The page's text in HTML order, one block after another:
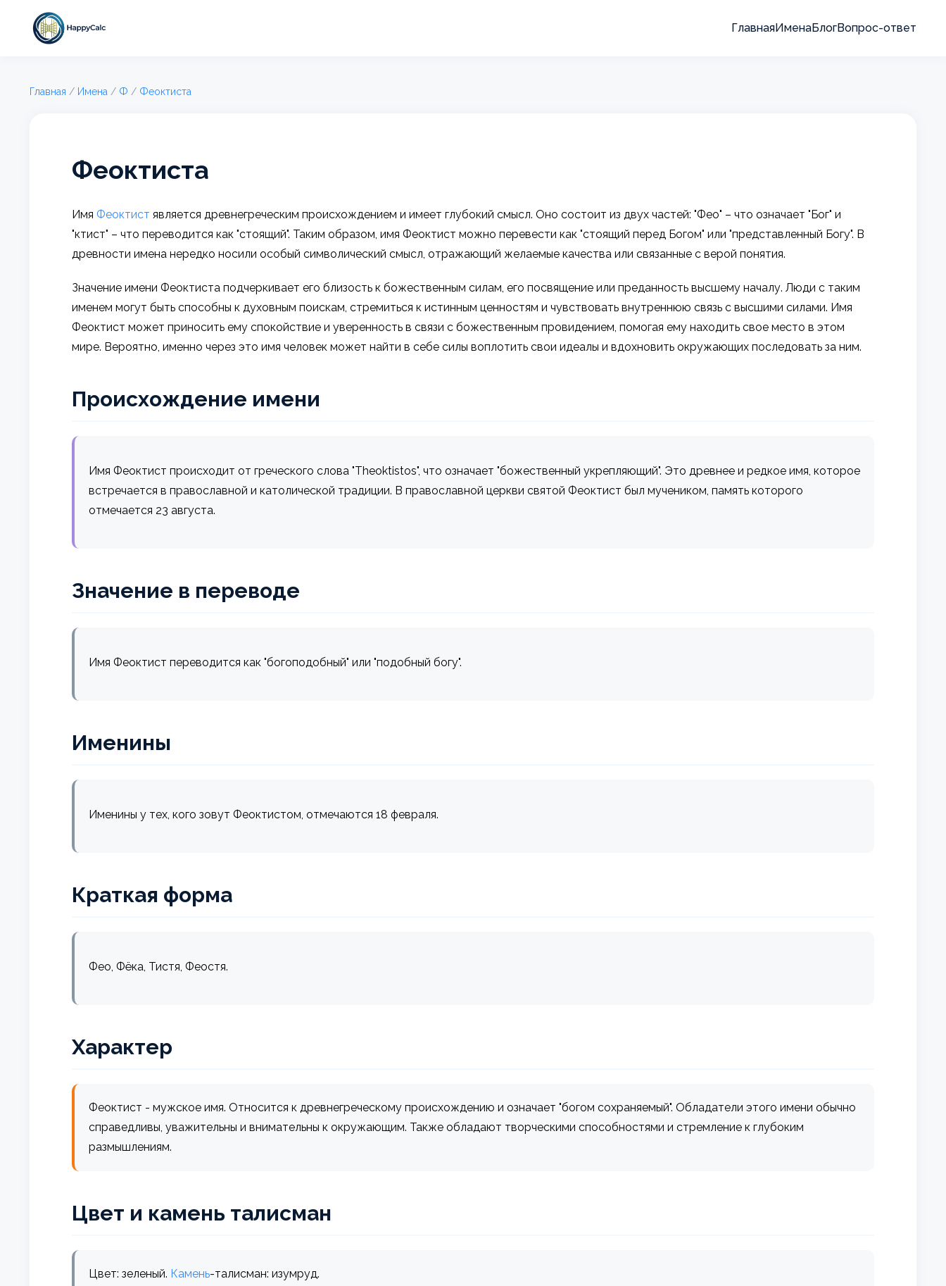
ГлавнаяИменаБлогВопрос-ответ
Главная / Имена / Ф / Феоктиста
Феоктиста
Имя Феоктист является древнегреческим происхождением и имеет глубокий смысл. Оно состоит из двух частей: "Фео" – что означает "Бог" и
"ктист" – что переводится как "стоящий". Таким образом, имя Феоктист можно перевести как "стоящий перед Богом" или "представленный Богу". В
древности имена нередко носили особый символический смысл, отражающий желаемые качества или связанные с верой понятия.
Значение имени Феоктиста подчеркивает его близость к божественным силам, его посвящение или преданность высшему началу. Люди с таким
именем могут быть способны к духовным поискам, стремиться к истинным ценностям и чувствовать внутреннюю связь с высшими силами. Имя
Феоктист может приносить ему спокойствие и уверенность в связи с божественным провидением, помогая ему находить свое место в этом
мире. Вероятно, именно через это имя человек может найти в себе силы воплотить свои идеалы и вдохновить окружающих последовать за ним.
Происхождение имени
Имя Феоктист происходит от греческого слова "Theoktistos", что означает "божественный укрепляющий". Это древнее и редкое имя, которое
встречается в православной и католической традиции. В православной церкви святой Феоктист был мучеником, память которого
отмечается 23 августа.
Значение в переводе
Имя Феоктист переводится как "богоподобный" или "подобный богу".
Именины
Именины у тех, кого зовут Феоктистом, отмечаются 18 февраля.
Краткая форма
Фео, Фёка, Тистя, Феостя.
Характер
Феоктист - мужское имя. Относится к древнегреческому происхождению и означает "богом сохраняемый". Обладатели этого имени обычно
справедливы, уважительны и внимательны к окружающим. Также обладают творческими способностями и стремление к глубоким
размышлениям.
Цвет и камень талисман
Цвет: зеленый. Камень-талисман: изумруд.